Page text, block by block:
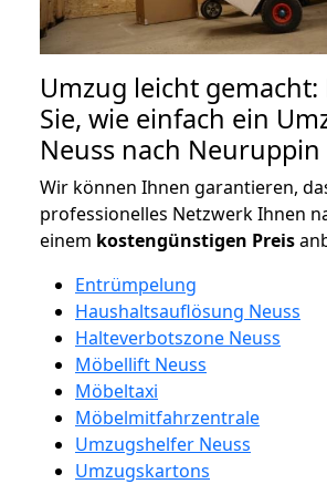
Umzug leicht gemacht:
Sie, wie einfach ein
Neuss nach
Wir können Ihnen garantieren,
professionelles Netzwerk Ihnen
einem kostengünstigen Preis
Entrümpelung
Haushaltsauflösung Neuss
Halteverbotszone Neuss
Möbellift Neuss
Möbeltaxi
Möbelmitfahrzentrale
Umzugshelfer Neuss
Umzugskartons